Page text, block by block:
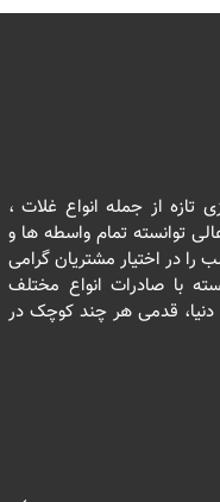
تازه از جمله انواع غلات ،
توانسته تمام واسطه ها و
در اختیار مشتریان گرامی
با صادرات انواع مختلف
دنیا، قدمی هر چند کوچک در